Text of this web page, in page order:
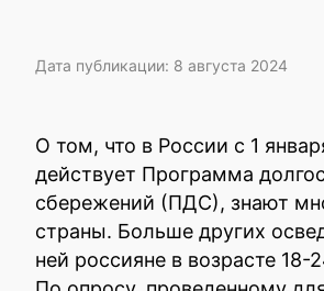
Дата публикации: 8 августа 2024
О том, что в России с 1
действует Программа
сбережений (ПДС), знают
страны. Больше других
ней россияне в возрасте 18-